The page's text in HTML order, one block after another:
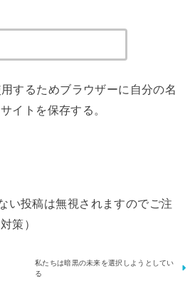
するためブラウザーに自分の名
イトを保存する。
い投稿は無視されますのでご注
策）
私たちは暗黒の未来を選択しようとしてい
る